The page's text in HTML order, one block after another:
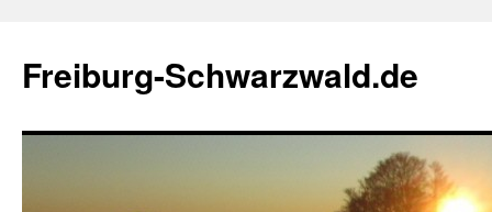
springen
Freiburg-Schwarzwald.de